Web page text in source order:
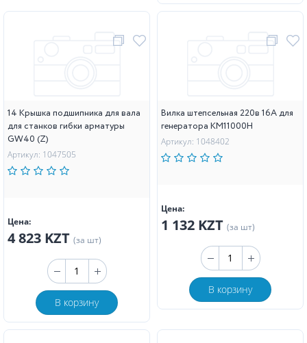
14 Крышка подшипника для вала
для станков гибки арматуры
GW40 (Z)
Артикул: 1047505
Цена:
4 823 KZT (за шт)
В корзину
Вилка штепсельная 220в 16А для
генератора KM11000H
Артикул: 1048402
Цена:
1 132 KZT (за шт)
В корзину